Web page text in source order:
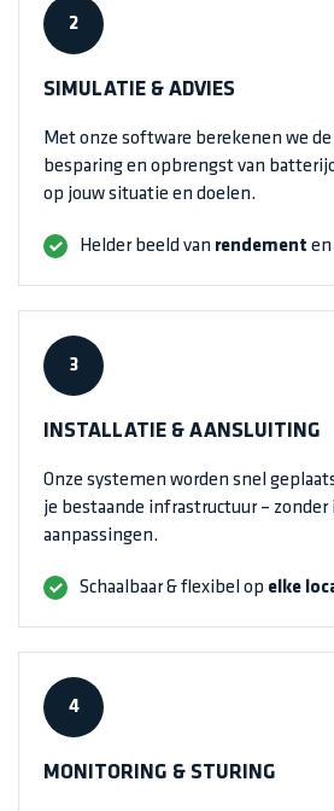
2
SIMULATIE & ADVIES
Met onze software berekenen we
besparing en opbrengst van
op jouw situatie en doelen.
Helder beeld van rendement en
3
INSTALLATIE & AANSLUITING
Onze systemen worden snel
je bestaande infrastructuur –
aanpassingen.
Schaalbaar & flexibel op elke
4
MONITORING & STURING